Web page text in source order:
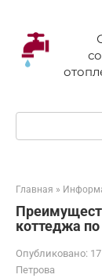
контенту
Поиск:
Главная »
коттеджа
Опубликовано:
Петрова